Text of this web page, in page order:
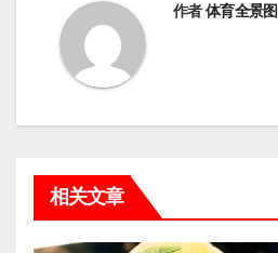
作者体育全景图
相关文章